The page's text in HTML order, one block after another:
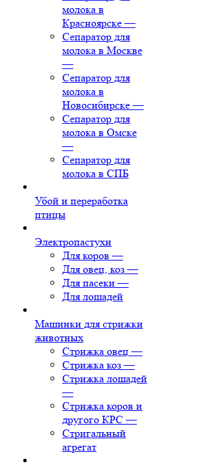
молока в
Красноярске —
Сепаратор для
молока в Москве
—
Сепаратор для
молока в
Новосибирске —
Сепаратор для
молока в Омске
—
Сепаратор для
молока в СПБ
Убой и переработка
птицы
Электропастухи
Для коров —
Для овец, коз —
Для пасеки —
Для лошадей
Машинки для стрижки
животных
Стрижка овец —
Стрижка коз —
Стрижка лошадей
—
Стрижка коров и
другого КРС —
Стригальный
агрегат